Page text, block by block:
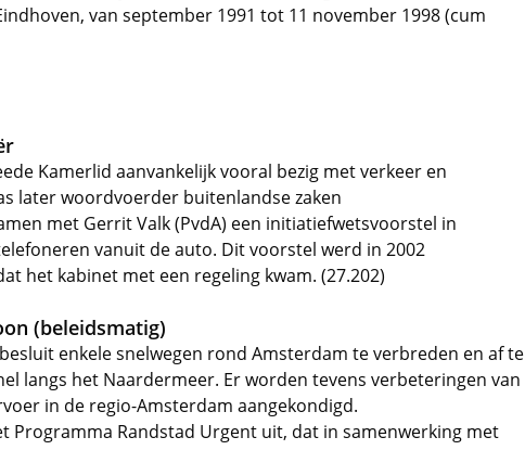
van september 1991 tot 11 november 1998 (cum
Kamerlid aanvankelijk vooral bezig met verkeer en
later woordvoerder buitenlandse zaken
met Gerrit Valk (PvdA) een initiatiefwetsvoorstel in
vanuit de auto. Dit voorstel werd in 2002
het kabinet met een regeling kwam. (27.202)
(beleidsmatig)
enkele snelwegen rond Amsterdam te verbreden en af te
langs het Naardermeer. Er worden tevens verbeteringen van
in de regio-Amsterdam aangekondigd.
Programma Randstad Urgent uit, dat in samenwerking met